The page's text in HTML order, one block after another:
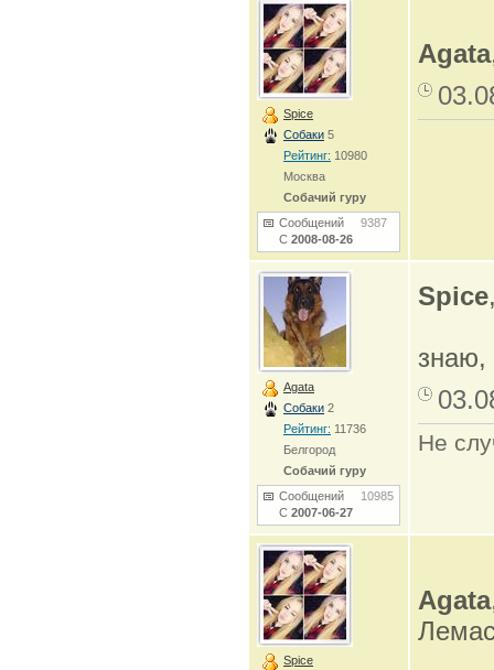
Spice
Собаки 5
Рейтинг: 10980
Москва
Собачий гуру
Сообщений 9387
С 2008-08-26
Agata
Agata
Собаки 2
Рейтинг: 11736
Белгород
Собачий гуру
Сообщений 10985
С 2007-06-27
Spice
знаю,
Не
Spice
Agata